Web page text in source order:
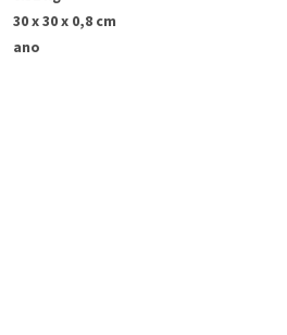
30 x 30 x 0,8 cm
ano